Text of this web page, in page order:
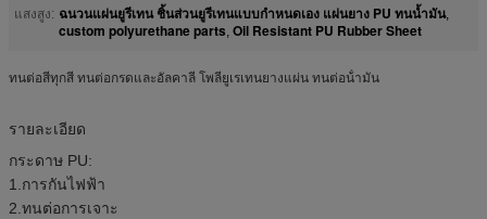
แสงสูง: ฉนวนแผ่นยูรีเทน ชิ้นส่วนยูรีเทนแบบกำหนดเอง แผ่นยาง PU ทนน้ำมัน,
custom polyurethane parts, Oil Resistant PU Rubber Sheet
ทนต่อสีทุกสี ทนต่อกรดและอัลคาลี โพลียูเรเทนยางแผ่น ทนต่อน้ํามัน
รายละเอียด
กระดาษ PU:
1. การกันไฟฟ้า
2.ทนต่อการเจาะ